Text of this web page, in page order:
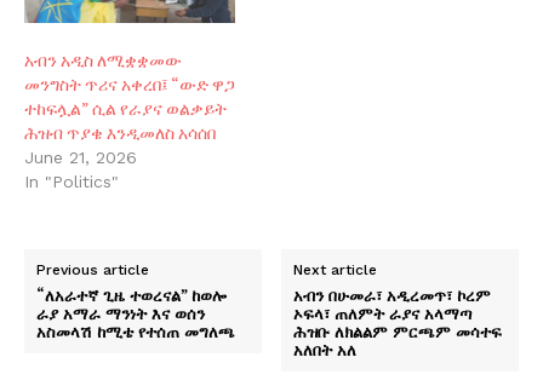
አብን አዲስ ለሚቋቋመው
መንግስት ጥሪና አቀረበ፤ “ውድ ዋጋ
ተከፍሏል” ሲል የራያና ወልቃይት
ሕዝብ ጥያቄ እንዲመለስ አሳሰበ
June 21, 2026
In "Politics"
Previous article
“ለአራተኛ ጊዜ ተወረናል” ከወሎ
ራያ አማራ ማንነት እና ወሰን
አስመላሽ ከሚቴ የተሰጠ መግለጫ
Next article
አብን በሁመራ፣ አዲረመጥ፣ ኮረም
ኦፍላ፣ ጠለምት ራያና አላማጣ
ሕዝቡ ለክልልም ምርጫም መሳተፍ
አለበት አለ